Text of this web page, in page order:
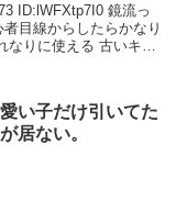
ID:lWFXtp7I0 鏡流っ
目線からしたらかなり
りに使える 古いキャ
愛い子だけ引いてた
居ない。